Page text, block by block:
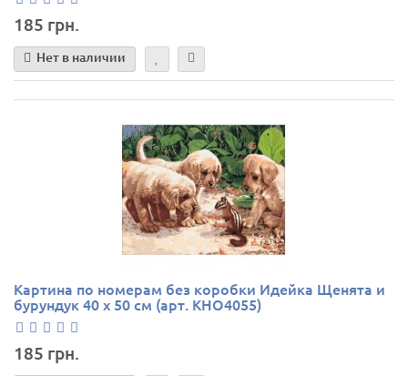
185 грн.
Нет в наличии
Картина по номерам без коробки Идейка Щенята и
бурундук 40 х 50 см (арт. KHO4055)
185 грн.